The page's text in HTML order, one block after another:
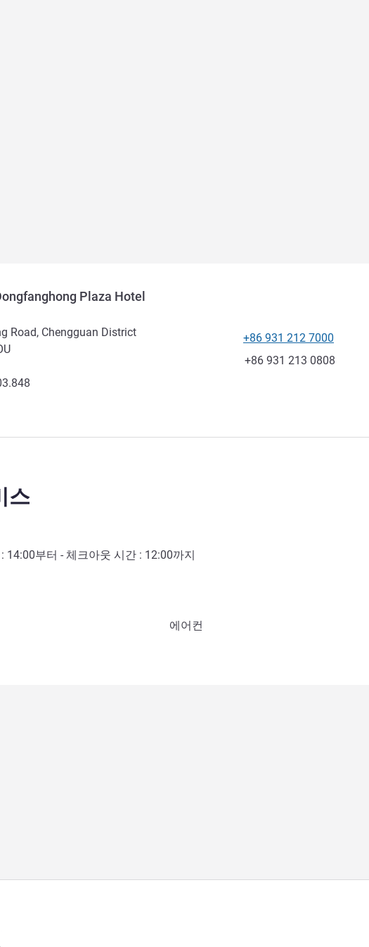
Plaza Hotel
Road, Chengguan District
전화
+86 931 212 7000
팩스
+86 931 213 0808
스
14:00부터 - 체크아웃 시간 : 12:00까지
에어컨